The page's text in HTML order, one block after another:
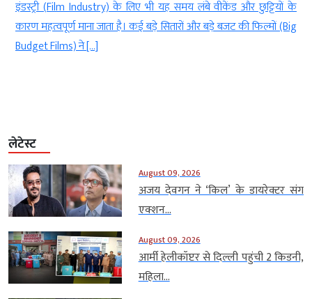
जबरदस्त उत्सुकता देखने को मिल रही है। फिल्म के एक खास सीन ने सोशल
मीडिया (social media)पर चर्चा को और तेज कर दिया है। ट्रेलर में यश शर्टलेस
अंदाज में नजर आते […]
लेटेस्ट
August 09, 2026
अजय देवगन ने ‘किल’ के डायरेक्टर संग
एक्शन...
August 09, 2026
आर्मी हेलीकॉप्टर से दिल्ली पहुंची 2 किडनी,
महिला...